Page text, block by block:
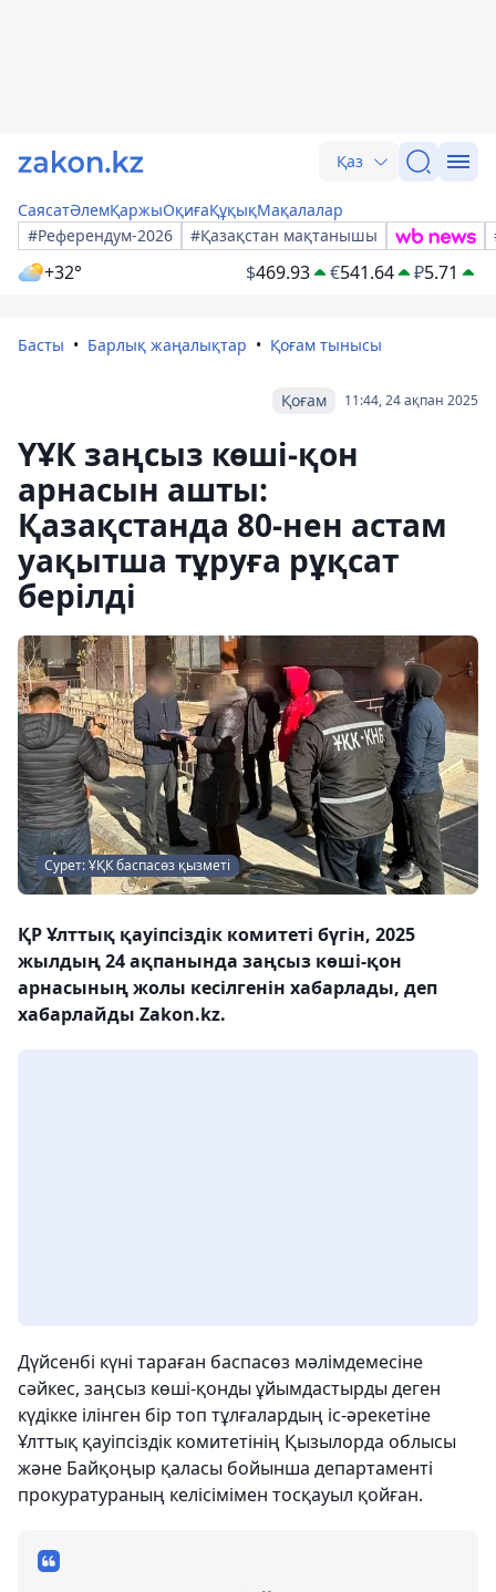
Қаз
СаясатӘлемҚаржыОқиғаҚұқықМақалалар
#Референдум-2026
#Қазақстан мақтанышы
+32° $469.93 €541.64 ₽5.71
Басты Барлық жаңалықтар Қоғам тынысы
11:44, 24 ақпан 2025
Қоғам
ҮҰК заңсыз көші-қон
арнасын ашты:
Қазақстанда 80-нен астам
уақытша тұруға рұқсат
берілді
Сурет: ҰҚК баспасөз қызметі
ҚР Ұлттық қауіпсіздік комитеті бүгін, 2025
жылдың 24 ақпанында заңсыз көші-қон
арнасының жолы кесілгенін хабарлады, деп
хабарлайды Zakon.kz.
Дүйсенбі күні тараған баспасөз мәлімдемесіне
сәйкес, заңсыз көші-қонды ұйымдастырды деген
күдікке ілінген бір топ тұлғалардың іс-әрекетіне
Ұлттық қауіпсіздік комитетінің Қызылорда облысы
және Байқоңыр қаласы бойынша департаменті
прокуратураның келісімімен тосқауыл қойған.